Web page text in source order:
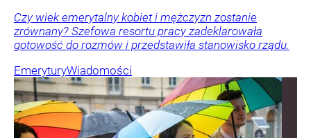
Czy wiek emerytalny kobiet i mężczyzn zostanie
zrównany? Szefowa resortu pracy zadeklarowała
gotowość do rozmów i przedstawiła stanowisko rządu.
EmeryturyWiadomości